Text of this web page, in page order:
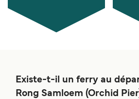
Existe-t-il un ferry au
Rong Samloem (Orchid